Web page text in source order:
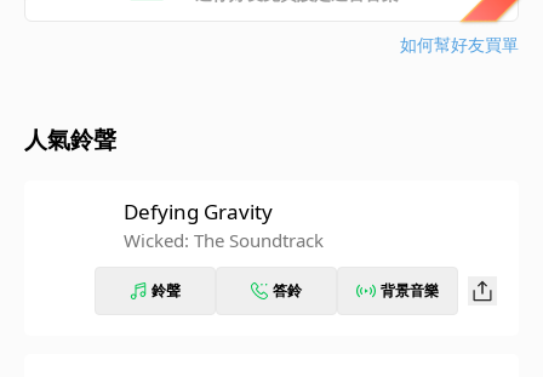
如何幫好友買單
人氣鈴聲
Defying Gravity
Wicked: The Soundtrack
鈴聲 答鈴 背景音樂